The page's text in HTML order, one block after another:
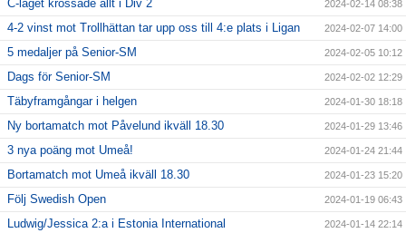
C-laget krossade allt i Div 2 2024-02-14 08:38
4-2 vinst mot Trollhättan tar upp oss till 4:e plats i Ligan 2024-02-07 14:00
5 medaljer på Senior-SM 2024-02-05 10:12
Dags för Senior-SM 2024-02-02 12:29
Täbyframgångar i helgen 2024-01-30 18:18
Ny bortamatch mot Påvelund ikväll 18.30 2024-01-29 13:46
3 nya poäng mot Umeå! 2024-01-24 21:44
Bortamatch mot Umeå ikväll 18.30 2024-01-23 15:20
Följ Swedish Open 2024-01-19 06:43
Ludwig/Jessica 2:a i Estonia International 2024-01-14 22:14